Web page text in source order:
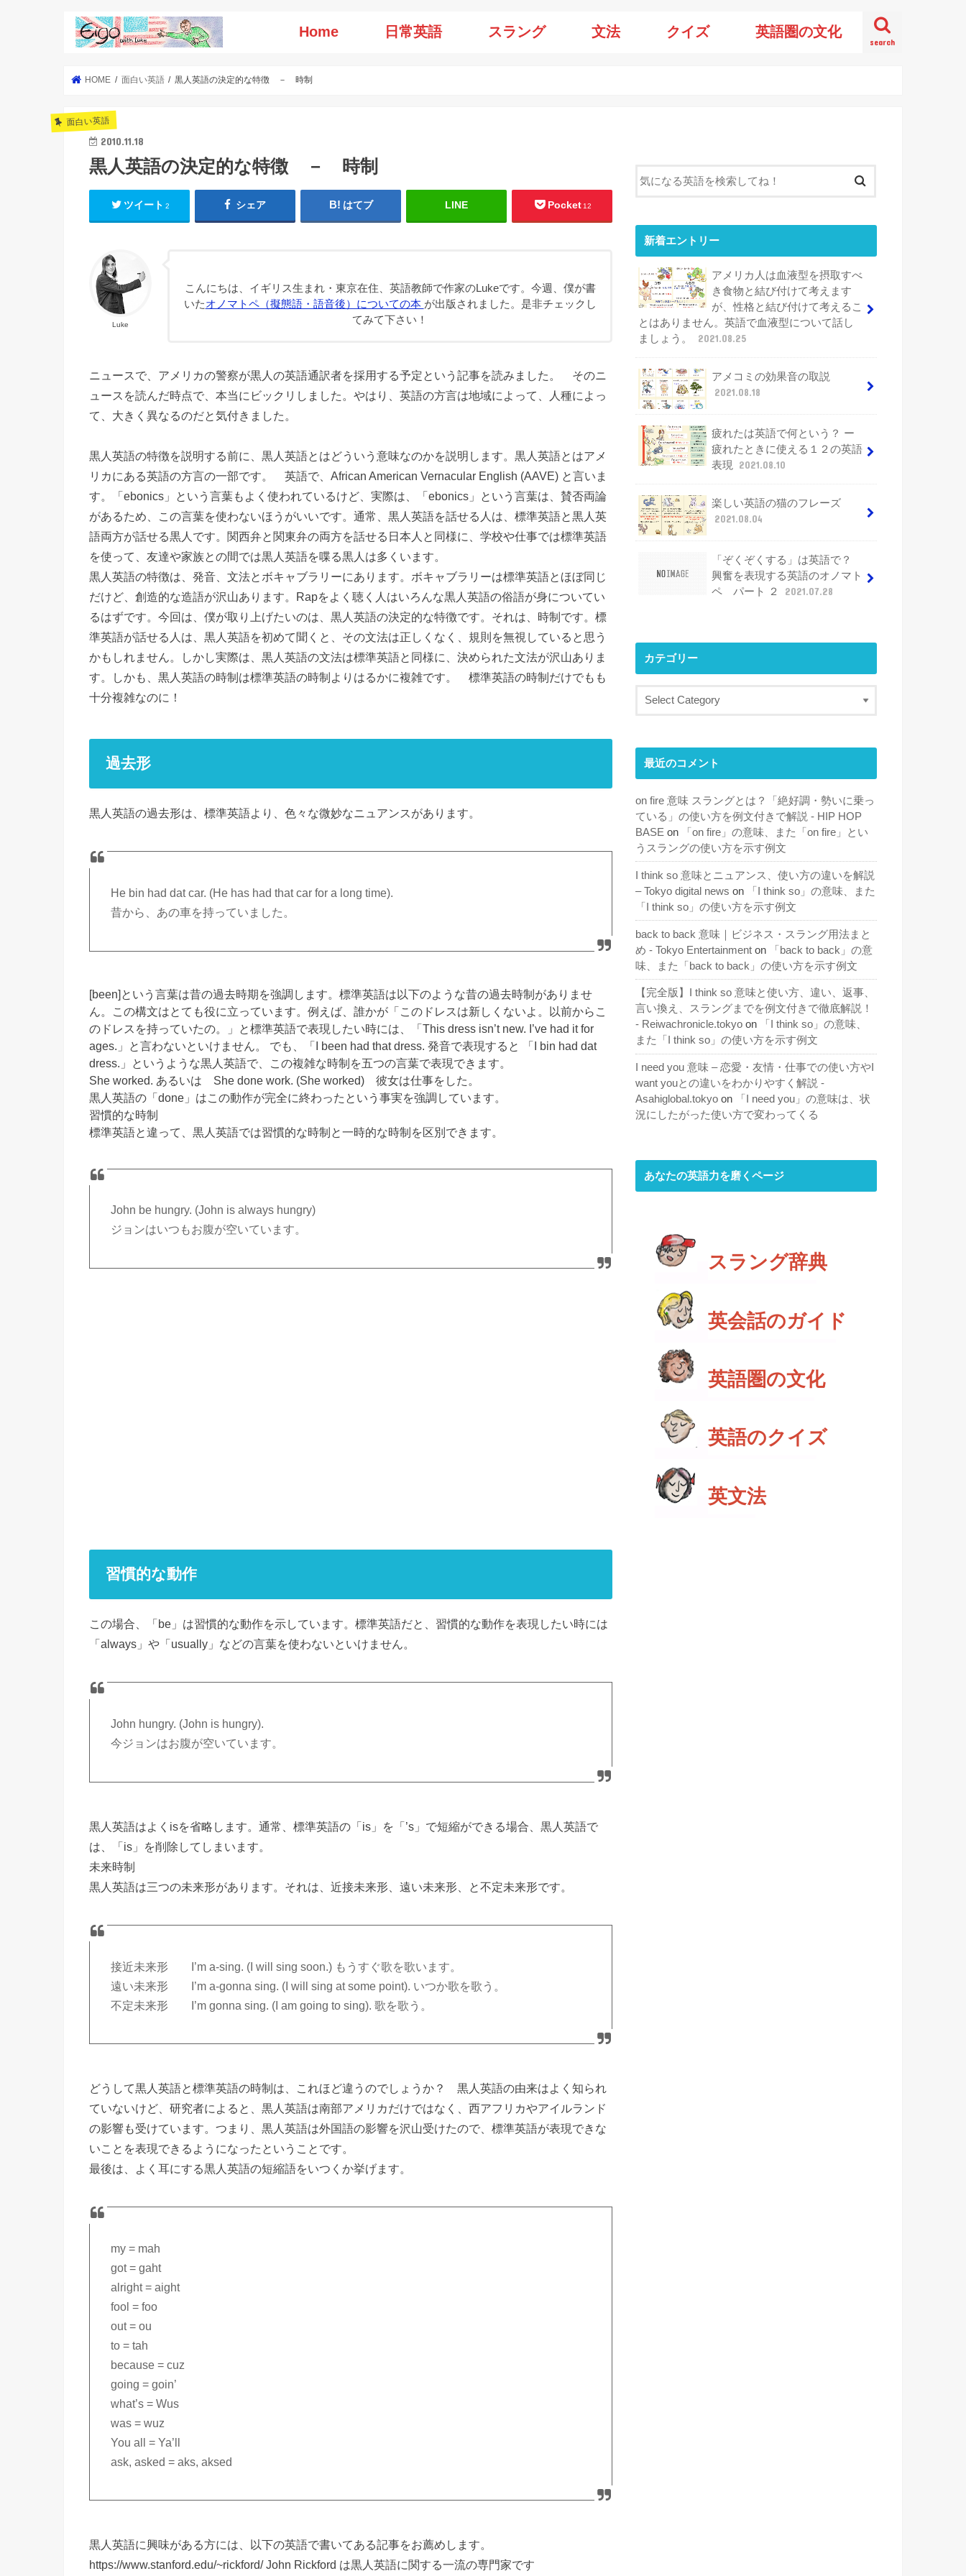
search
Home 日常英語 スラング 文法 クイズ 英語圏の文化
HOME 面白い英語 黒人英語の決定的な特徴 － 時制
面白い英語
2010.11.18
黒人英語の決定的な特徴 － 時制
ツイート 2 シェア はてブ LINE Pocket 12
Luke
こんにちは、イギリス生まれ・東京在住、英語教師で作家のLukeです。今週、僕が書
いたオノマトペ（擬態語・語音後）についての本 が出版されました。是非チェックし
てみて下さい！
ニュースで、アメリカの警察が黒人の英語通訳者を採用する予定という記事を読みました。 そのニ
ュースを読んだ時点で、本当にビックリしました。やはり、英語の方言は地域によって、人種によっ
て、大きく異なるのだと気付きました。
黒人英語の特徴を説明する前に、黒人英語とはどういう意味なのかを説明します。黒人英語とはアメ
リカにある英語の方言の一部です。 英語で、African American Vernacular English (AAVE) と言いま
す。「ebonics」という言葉もよく使われているけど、実際は、「ebonics」という言葉は、賛否両論
があるため、この言葉を使わないほうがいいです。通常、黒人英語を話せる人は、標準英語と黒人英
語両方が話せる黒人です。関西弁と関東弁の両方を話せる日本人と同様に、学校や仕事では標準英語
を使って、友達や家族との間では黒人英語を喋る黒人は多くいます。
黒人英語の特徴は、発音、文法とボキャブラリーにあります。ボキャブラリーは標準英語とほぼ同じ
だけど、創造的な造語が沢山あります。Rapをよく聴く人はいろんな黒人英語の俗語が身についてい
るはずです。今回は、僕が取り上げたいのは、黒人英語の決定的な特徴です。それは、時制です。標
準英語が話せる人は、黒人英語を初めて聞くと、その文法は正しくなく、規則を無視していると思う
かもしれません。しかし実際は、黒人英語の文法は標準英語と同様に、決められた文法が沢山ありま
す。しかも、黒人英語の時制は標準英語の時制よりはるかに複雑です。 標準英語の時制だけでもも
十分複雑なのに！
過去形
黒人英語の過去形は、標準英語より、色々な微妙なニュアンスがあります。
He bin had dat car. (He has had that car for a long time).
昔から、あの車を持っていました。
[been]という言葉は昔の過去時期を強調します。標準英語は以下のような昔の過去時制がありませ
ん。この構文はとても役に立っています。例えば、誰かが「このドレスは新しくないよ。以前からこ
のドレスを持っていたの。」と標準英語で表現したい時には、「This dress isn’t new. I’ve had it for
ages.」と言わないといけません。 でも、「I been had that dress. 発音で表現すると 「I bin had dat
dress.」というような黒人英語で、この複雑な時制を五つの言葉で表現できます。
She worked. あるいは She done work. (She worked) 彼女は仕事をした。
黒人英語の「done」はこの動作が完全に終わったという事実を強調しています。
習慣的な時制
標準英語と違って、黒人英語では習慣的な時制と一時的な時制を区別できます。
John be hungry. (John is always hungry)
ジョンはいつもお腹が空いています。
習慣的な動作
この場合、「be」は習慣的な動作を示しています。標準英語だと、習慣的な動作を表現したい時には
「always」や「usually」などの言葉を使わないといけません。
John hungry. (John is hungry).
今ジョンはお腹が空いています。
黒人英語はよくisを省略します。通常、標準英語の「is」を「’s」で短縮ができる場合、黒人英語で
は、「is」を削除してしまいます。
未来時制
黒人英語は三つの未来形があります。それは、近接未来形、遠い未来形、と不定未来形です。
接近未来形 I’m a-sing. (I will sing soon.) もうすぐ歌を歌います。
遠い未来形 I’m a-gonna sing. (I will sing at some point). いつか歌を歌う。
不定未来形 I’m gonna sing. (I am going to sing). 歌を歌う。
どうして黒人英語と標準英語の時制は、これほど違うのでしょうか？ 黒人英語の由来はよく知られ
ていないけど、研究者によると、黒人英語は南部アメリカだけではなく、西アフリカやアイルランド
の影響も受けています。つまり、黒人英語は外国語の影響を沢山受けたので、標準英語が表現できな
いことを表現できるようになったということです。
最後は、よく耳にする黒人英語の短縮語をいつくか挙げます。
my = mah
got = gaht
alright = aight
fool = foo
out = ou
to = tah
because = cuz
going = goin’
what’s = Wus
was = wuz
You all = Ya’ll
ask, asked = aks, aksed
黒人英語に興味がある方には、以下の英語で書いてある記事をお薦めします。
https://www.stanford.edu/~rickford/ John Rickford は黒人英語に関する一流の専門家です
新着エントリー
アメリカ人は血液型を摂取すべ
き食物と結び付けて考えます
が、性格と結び付けて考えるこ
とはありません。英語で血液型について話し
ましょう。
2021.08.25
アメコミの効果音の取説
2021.08.18
疲れたは英語で何という？ ー
疲れたときに使える１２の英語
表現
2021.08.10
楽しい英語の猫のフレーズ
2021.08.04
「ぞくぞくする」は英語で？
興奮を表現する英語のオノマト
ペ パート ２
2021.07.28
カテゴリー
最近のコメント
on fire 意味 スラングとは？「絶好調・勢いに乗っ
ている」の使い方を例文付きで解説 - HIP HOP
BASE on
「on fire」の意味、また「on fire」とい
うスラングの使い方を示す例文
I think so 意味とニュアンス、使い方の違いを解説
– Tokyo digital news on
「I think so」の意味、また
「I think so」の使い方を示す例文
back to back 意味｜ビジネス・スラング用法まと
め - Tokyo Entertainment on
「back to back」の意
味、また「back to back」の使い方を示す例文
【完全版】I think so 意味と使い方、違い、返事、
言い換え、スラングまでを例文付きで徹底解説！
- Reiwachronicle.tokyo on
「I think so」の意味、
また「I think so」の使い方を示す例文
I need you 意味 – 恋愛・友情・仕事での使い方やI
want youとの違いをわかりやすく解説 -
Asahiglobal.tokyo on
「I need you」の意味は、状
況にしたがった使い方で変わってくる
あなたの英語力を磨くページ
スラング辞典
英会話のガイド
英語圏の文化
英語のクイズ
英文法